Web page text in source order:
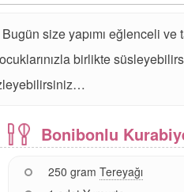
Bugün size yapımı eğlenceli
birlikte
Bonibonlu
250 gram Tereyağı